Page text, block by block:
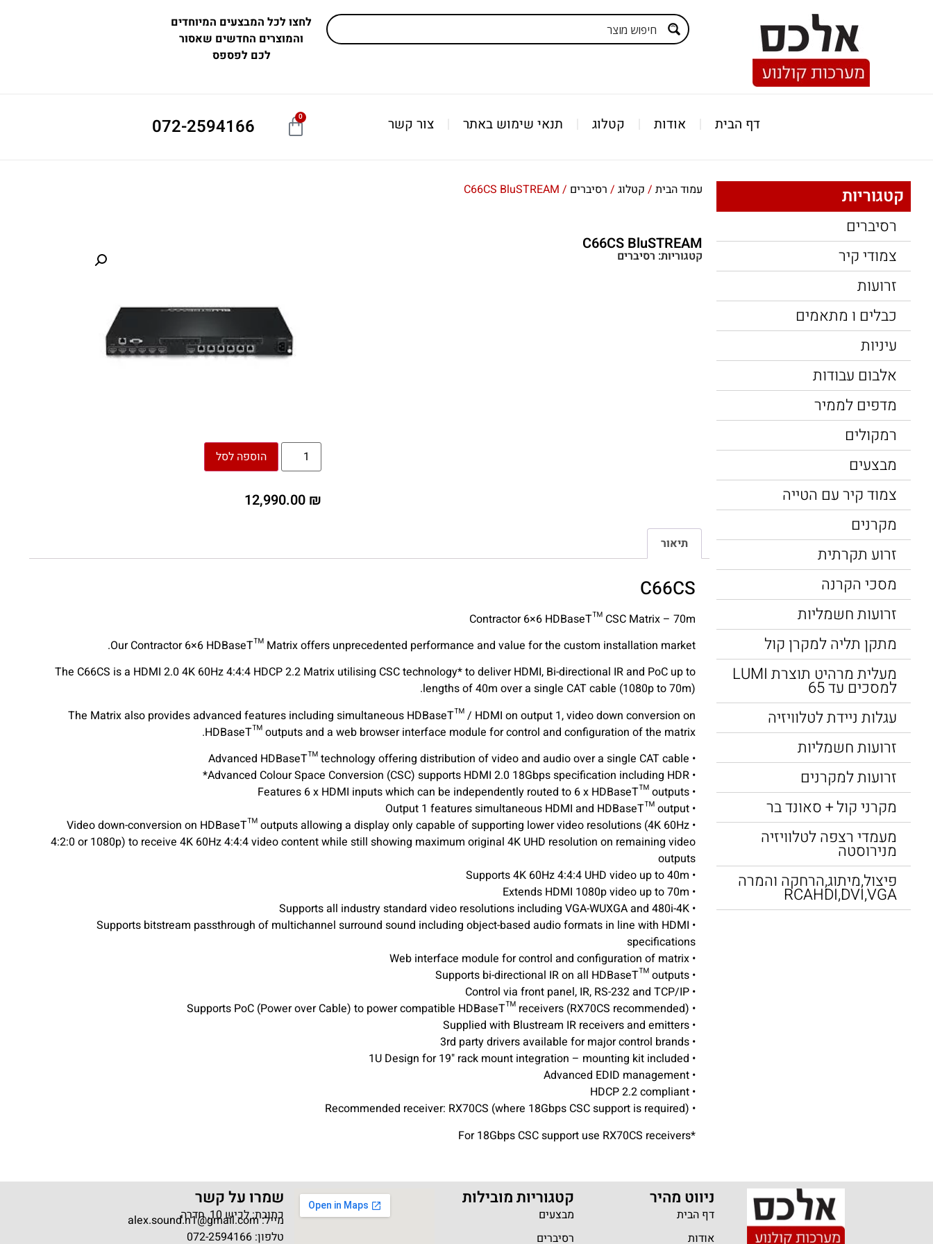
לחצו לכל המבצעים המיוחדים
והמוצרים החדשים שאסור
לכם לפספס
דף הבית אודות קטלוג תנאי שימוש באתר צור קשר 0
072-2594166
קטגוריות
רסיברים
צמודי קיר
זרועות
כבלים ו מתאמים
עיניות
אלבום עבודות
מדפים לממיר
רמקולים
מבצעים
צמוד קיר עם הטייה
מקרנים
זרוע תקרתית
מסכי הקרנה
זרועות חשמליות
מתקן תליה למקרן קול
מעלית מרהיט תוצרת LUMI
למסכים עד 65
עגלות ניידת לטלוויזיה
זרועות חשמליות
זרועות למקרנים
מקרני קול + סאונד בר
מעמדי רצפה לטלוויזיה
מנירוסטה
פיצול,מיתוג,הרחקה והמרה
RCAHDI,DVI,VGA
עמוד הבית / קטלוג / רסיברים / C66CS BluSTREAM
C66CS BluSTREAM
קטגוריות: רסיברים
הוספה לסל
₪
תיאור
C66CS
Contractor 6×6 HDBaseT™ CSC Matrix – 70m
Our Contractor 6×6 HDBaseT™ Matrix offers unprecedented performance and value for the custom installation market.
The C66CS is a HDMI 2.0 4K 60Hz 4:4:4 HDCP 2.2 Matrix utilising CSC technology* to deliver HDMI, Bi-directional IR and PoC up to
lengths of 40m over a single CAT cable (1080p to 70m).
The Matrix also provides advanced features including simultaneous HDBaseT™ / HDMI on output 1, video down conversion on
HDBaseT™ outputs and a web browser interface module for control and configuration of the matrix.
• Advanced HDBaseT™ technology offering distribution of video and audio over a single CAT cable
• Advanced Colour Space Conversion (CSC) supports HDMI 2.0 18Gbps specification including HDR*
• Features 6 x HDMI inputs which can be independently routed to 6 x HDBaseT™ outputs
• Output 1 features simultaneous HDMI and HDBaseT™ output
• Video down-conversion on HDBaseT™ outputs allowing a display only capable of supporting lower video resolutions (4K 60Hz
4:2:0 or 1080p) to receive 4K 60Hz 4:4:4 video content while still showing maximum original 4K UHD resolution on remaining video
outputs
• Supports 4K 60Hz 4:4:4 UHD video up to 40m
• Extends HDMI 1080p video up to 70m
• Supports all industry standard video resolutions including VGA-WUXGA and 480i-4K
• Supports bitstream passthrough of multichannel surround sound including object-based audio formats in line with HDMI
specifications
• Web interface module for control and configuration of matrix
• Supports bi-directional IR on all HDBaseT™ outputs
• Control via front panel, IR, RS-232 and TCP/IP
• Supports PoC (Power over Cable) to power compatible HDBaseT™ receivers (RX70CS recommended)
• Supplied with Blustream IR receivers and emitters
• 3rd party drivers available for major control brands
• 1U Design for 19" rack mount integration – mounting kit included
• Advanced EDID management
• HDCP 2.2 compliant
• Recommended receiver: RX70CS (where 18Gbps CSC support is required)
*For 18Gbps CSC support use RX70CS receivers
ניווט מהיר
דף הבית
אודות
קטגוריות מובילות
מבצעים
רסיברים
שמרו על קשר
כתובת: לכיש 10, חדרה
מייל: alex.sound.n1@gmail.com
טלפון: 072-2594166